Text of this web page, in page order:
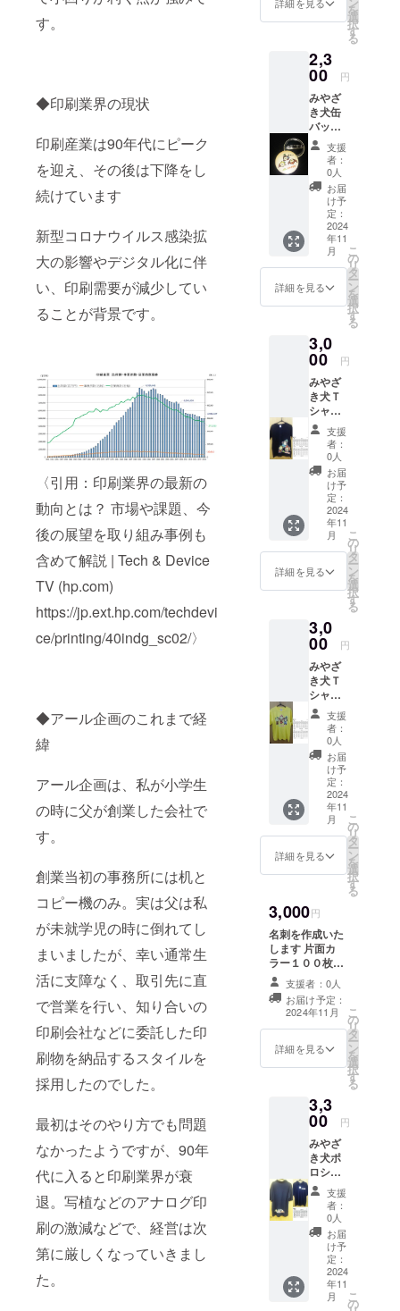
す。
◆印刷業界の現状
印刷産業は90年代にピーク
を迎え、その後は下降をし
続けています
新型コロナウイルス感染拡
大の影響やデジタル化に伴
い、印刷需要が減少してい
ることが背景です。
〈引用：印刷業界の最新の
動向とは？ 市場や課題、今
後の展望を取り組み事例も
含めて解説 | Tech & Device
TV (hp.com)
https://jp.ext.hp.com/techdevi
ce/printing/40indg_sc02/〉
◆アール企画のこれまで経
緯
アール企画は、私が小学生
の時に父が創業した会社で
す。
創業当初の事務所には机と
コピー機のみ。実は父は私
が未就学児の時に倒れてし
まいましたが、幸い通常生
活に支障なく、取引先に直
で営業を行い、知り合いの
印刷会社などに委託した印
刷物を納品するスタイルを
採用したのでした。
最初はそのやり方でも問題
なかったようですが、90年
代に入ると印刷業界が衰
退。写植などのアナログ印
刷の激減などで、経営は次
第に厳しくなっていきまし
た。
JL：53-
57cm
60cm
ポリエ
ステル
100％
みやざ
き犬使
用許可
280022
号
を
選
択
す
る
2,3
00 円
みやざ
き犬缶
バッチ
（miya
kan）５
個１
セット
φ44ｍ
ｍ 安全
ピンタ
イプ み
やざき
犬使用
許可 第
280022
支援
者：
0人
お届
け予
定：
2024
年11
月
詳細を見る
こ
の
リ
タ
ー
ン
を
選
択
す
る
3,0
00 円
みやざ
き犬Ｔ
シャツ
（miya
T1）1枚
備考欄
に服の
色とサ
イズを
お知ら
せくだ
さい １
９０ｇ/
㎡
（５．
100％
(ミック
スグ
レー：
綿９
０％・
ポリエ
ステル
０％、
アッ
シュ：
綿９
８％・
ポリエ
ステル
２％、
９
９％・
ポリエ
ステル
１％）
の幅広
いシー
ンでご
利用い
るTシャ
ツで
やざき
犬使用
許可 第
280022
号
支援
者：
0人
お届
け予
定：
2024
年11
月
詳細を見る
こ
の
リ
タ
ー
ン
を
選
択
す
る
3,0
00 円
みやざ
き犬Ｔ
シャツ
（miya
T2）1枚
備考欄
に服の
色とサ
イズを
お知ら
せくだ
さい １
９０ｇ/
㎡
（５．
100％
スグ
レー：
綿９
０％・
ポリエ
ステル
アッ
シュ：
ポリエ
ステル
２％、
オート
ミー
ル：綿
９
９％・
ポリエ
ステル
１％）
の幅広
いシー
ンでご
支援
者：
0人
お届
け予
定：
2024
年11
月
詳細を見る
こ
の
リ
タ
ー
ン
を
選
択
す
る
3,000円
名刺を作成いた
します 片面カ
ラー１００枚１
セットになりま
す 備考欄に必要
な情報をお書き
ください 特に名
前、住所、電話
番号、会社名
また、ロゴや画
像の受け渡しに
ジェクト終了後
にお送りする
メールをご確認
ください メール
にて校正をお送
りいたします
支援者：0人
お届け予定：
2024年11月
詳細を見る
こ
の
リ
タ
ー
ン
を
選
択
す
る
3,3
00 円
みやざ
き犬ポ
ロシャ
ツ
（miya
poro）1
枚 備考
欄に服
の色と
サイズ
をお知
らせく
支援
者：
0人
お届
け予
定：
2024
年11
月
こ
の